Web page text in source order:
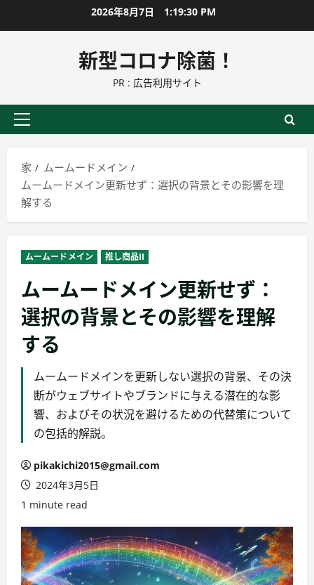
ン
に
2026年8月7日 1:19:31 PM
新型コロナ除菌！
PR : 広告利用サイト
プ
イ
マ
リ
ニ
ュ
ー
家
ムームードメイン
ムームードメイン更新せず：選択の背景とその影響を理
解する
ムームードメイン 推し商品II
ムームードメイン更新せず：
選択の背景とその影響を理解
する
ムームードメインを更新しない選択の背景、その決
断がウェブサイトやブランドに与える潜在的な影
響、およびその状況を避けるための代替策について
の包括的解説。
pikakichi2015@gmail.com
2024年3月5日
1 minute read